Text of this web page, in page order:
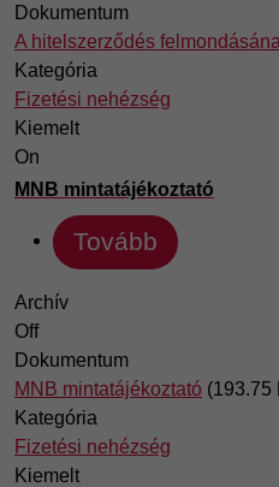
Dokumentum
A hitelszerződés
Kategória
Fizetési nehézség
Kiemelt
On
MNB mintatájékoztató
Tovább
Archív
Off
Dokumentum
MNB mintatájékoztató (193.75
Kategória
Fizetési nehézség
Kiemelt